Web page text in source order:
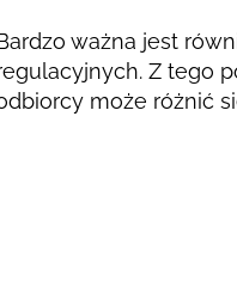
ważna jest
Z tego
może różnić